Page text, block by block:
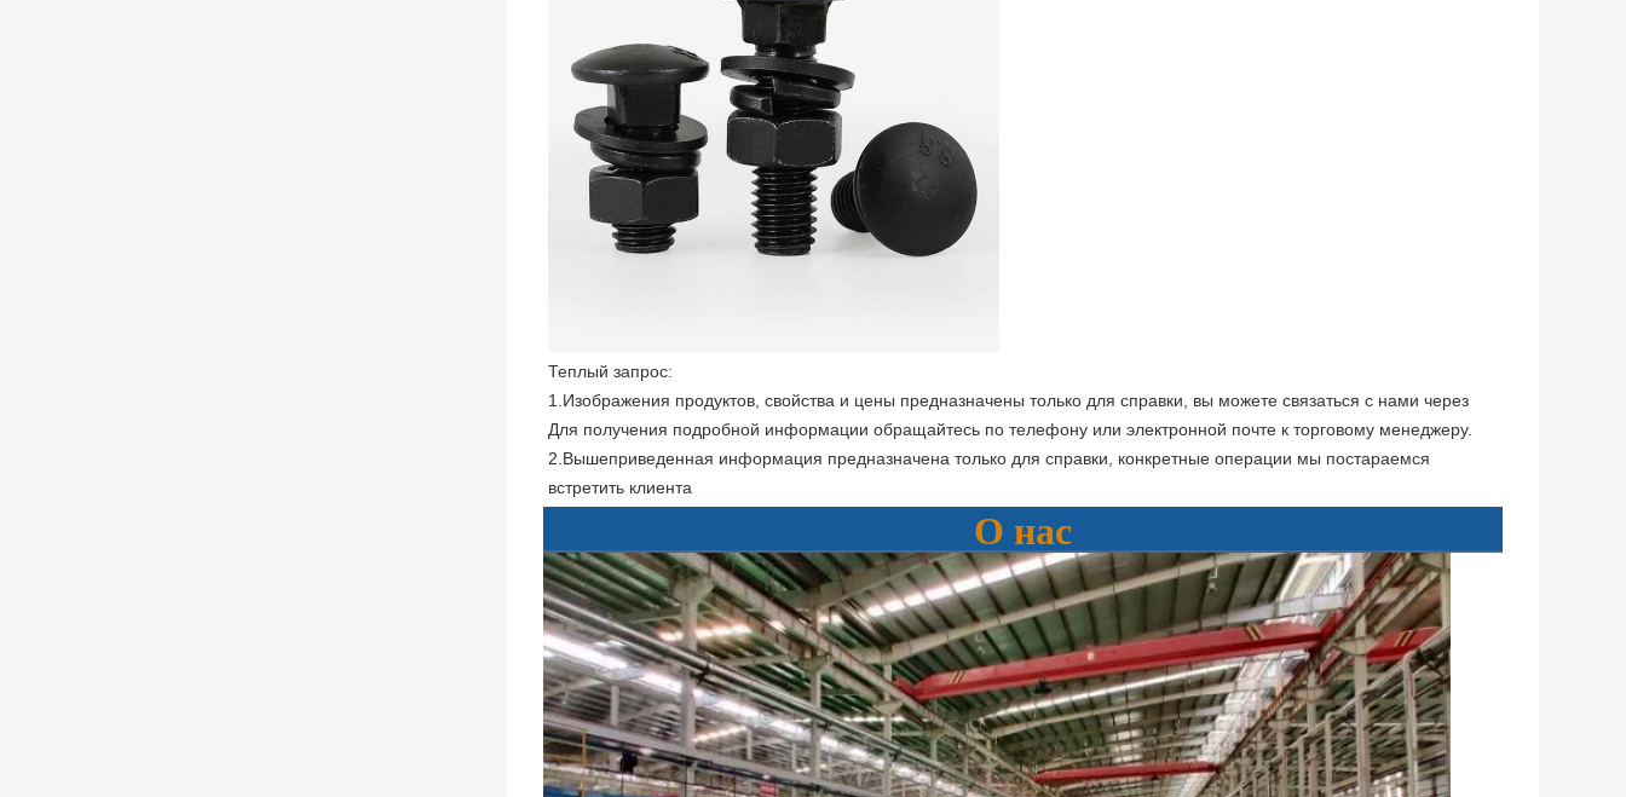
Теплый запрос:
1.Изображения продуктов, свойства и цены предназначены только для справки, вы можете связаться с нами через
Для получения подробной информации обращайтесь по телефону или электронной почте к торговому менеджеру.
2.Вышеприведенная информация предназначена только для справки, конкретные операции мы постараемся
встретить клиента
О нас